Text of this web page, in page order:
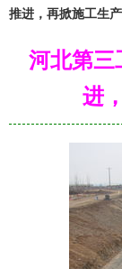
推进，再掀施工生
河北第三
进